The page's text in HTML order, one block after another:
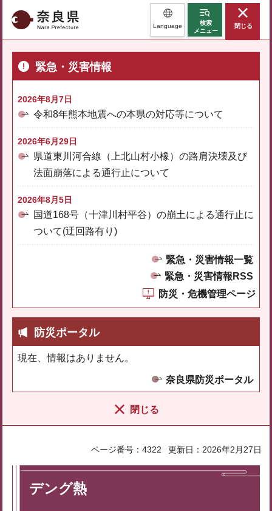
奈良県 Language
検索
メニュー
閉じる
緊急・災害情報
2026年8月7日
令和8年熊本地震への本県の対応等について
2026年6月29日
県道東川河合線（上北山村小橡）の路肩決壊及び
法面崩落による通行止について
2026年8月5日
国道168号（十津川村平谷）の崩土による通行止に
ついて(迂回路有り)
緊急・災害情報一覧
緊急・災害情報RSS
防災・危機管理ページ
防災ポータル
現在、情報はありません。
奈良県防災ポータル
閉じる
ページ番号：4322 更新日：2026年2月27日
デング熱